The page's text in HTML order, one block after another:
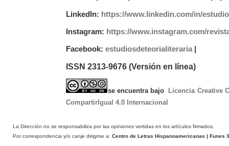
LinkedIn: https://www.linkedin.com/in/
Instagram: https://www.instagram.com/
Facebook: estudiosdeteorialiteraria|
ISSN 2313-9676 (Versión en línea)
se encuentra bajo
Licencia Creative
CompartirIgual 4.0 Internacional
La Dirección no se responsabiliza por las opiniones vertidas en los artículos firmados.
Por correspondencia y/o canje dirigirse a: Centro de Letras Hispanoamericanas | Funes